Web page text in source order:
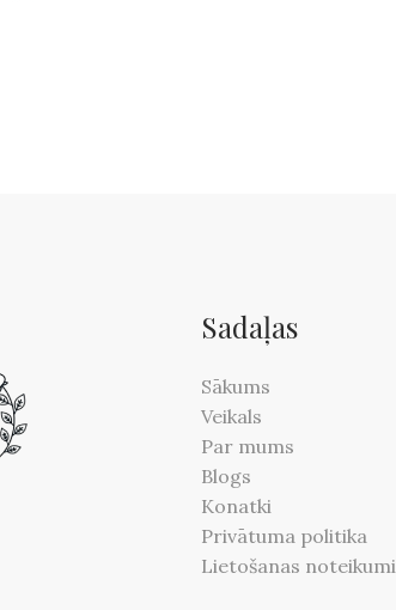
Sadaļas
Sākums
Veikals
Par mums
Blogs
Konatki
Privātuma politika
Lietošanas noteikumi